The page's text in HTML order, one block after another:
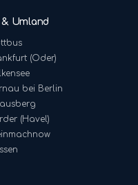
Umland
(Oder)
bei Berlin
(Havel)